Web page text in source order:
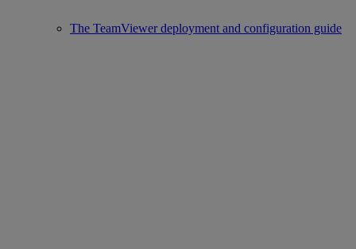
The TeamViewer deployment and configuration guide